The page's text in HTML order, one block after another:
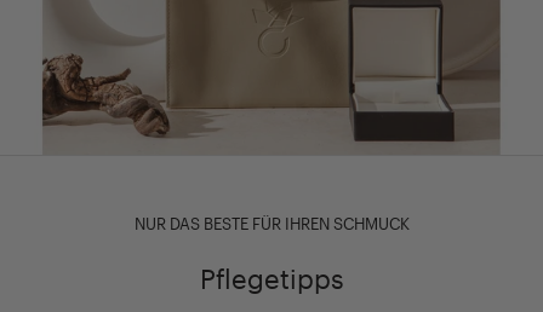
NUR DAS BESTE FÜR IHREN SCHMUCK
Pflegetipps